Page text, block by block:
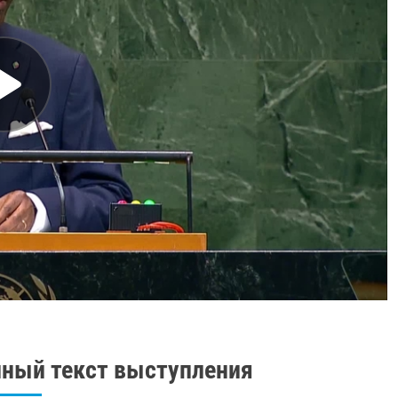
текст выступления